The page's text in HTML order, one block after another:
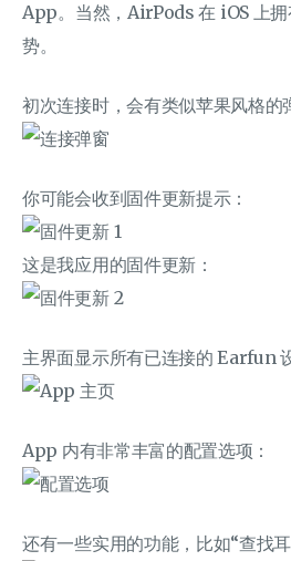
App。当然，AirPods 在 iOS 上
势。
初次连接时，会有类似苹果风格的
你可能会收到固件更新提示：
这是我应用的固件更新：
主界面显示所有已连接的 Earfun
App 内有非常丰富的配置选项：
还有一些实用的功能，比如“查找耳